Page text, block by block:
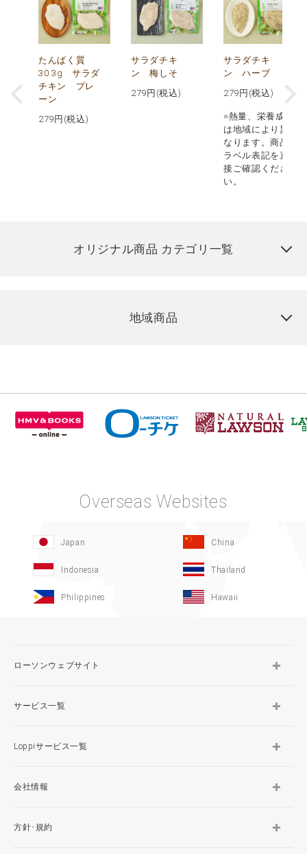
たんぱく質
30.3g サラダ
チキン プレ
ーン
279 円(税込)
サラダチキ
ン 梅しそ
279 円(税込)
サラダチキ
ン ハーブ
279 円(税込)
※熱量、栄養成分
は地域により異
なります。商品
ラベル表記を直
接ご確認くださ
い。
オリジナル商品 カテゴリ一覧
地域商品
Overseas Websites
Japan China
Indonesia Thailand
Philippines Hawaii
ローソンウェブサイト
サービス一覧
Loppiサービス一覧
会社情報
方針･規約